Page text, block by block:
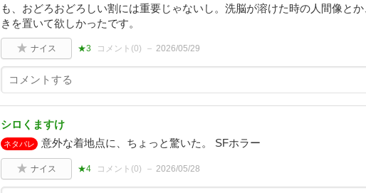
も、おどろおどろしい割には重要じゃないし。洗脳が溶けた時の人間像と
きを置いて欲しかったです。
ナイス ★3 コメント(0) 2026/05/29
シロくますけ
ネタバレ 意外な着地点に、ちょっと驚いた。 SFホラー
ナイス ★4 コメント(0) 2026/05/28